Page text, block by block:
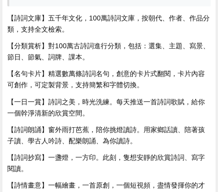
【詩詞文庫】五千年文化，100萬詩詞文庫，按朝代、作者、作品分
類， 支持全文檢索。
【分類賞析】對100萬古詩詞進行分類，包括：選集、主題、寫景、
節日、節氣、詞牌、課本。
【名句卡片】精選數萬條詩詞名句，創意的卡片式翻閱，卡片內容
可創作，可定製背景，支持簡繁和字體切換。
【一日一賞】詩詞之美，時光洗練。每天推送一首詩詞歌賦，給你
一個幹淨清新的欣賞空間。
【詩詞朗誦】窗外雨打芭蕉，陪你挑燈讀詩。用家鄉話讀、陪著孩
子讀、學古人吟詩、配樂朗誦、為你讀詩。
【詩詞抄寫】一盞燈，一方印。此刻，隻想安靜的欣賞詩詞、寫字
閱讀。
【詩情畫意】一幅繪畫，一首原創，一個短視頻，盡情發揮你的才